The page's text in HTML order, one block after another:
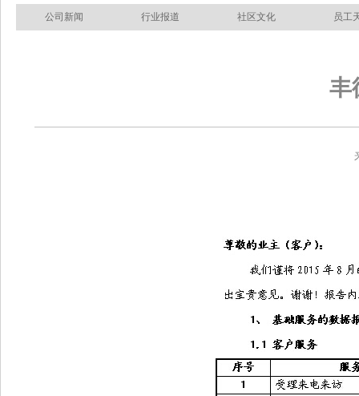
公司新闻 行业报道 社区文化 员工
丰